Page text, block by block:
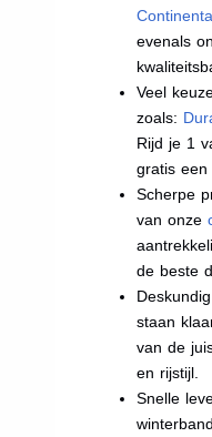
evenals
Veel
zoals:
Rijd je 1
gratis een
Scherpe
van onze
de beste
staan
van de
en rijstijl.
Snelle